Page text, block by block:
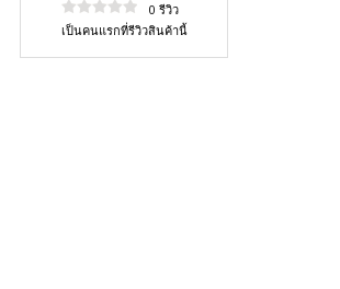
0 รีวิว
เป็นคนแรกที่รีวิวสินค้านี้